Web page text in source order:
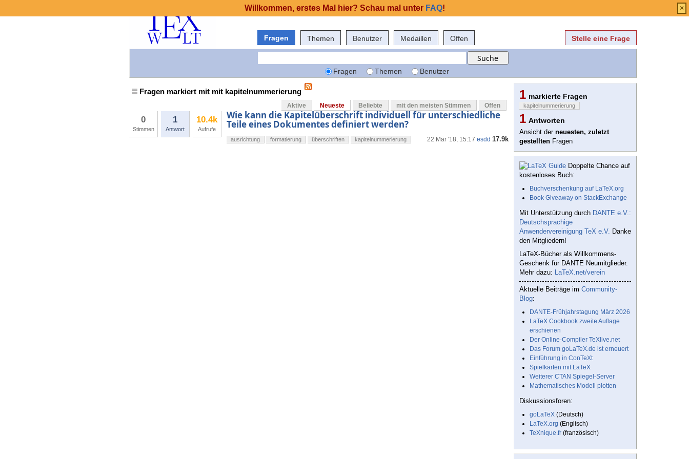
Fragen Themen Benutzer Medaillen Offen Stelle eine Frage
Fragen Themen Benutzer
Fragen markiert mit mit kapitelnummerierung
Aktive Neueste Beliebte mit den meisten Stimmen Offen
0
Stimmen
1
Antwort
10.4k
Aufrufe
Wie kann die Kapitelüberschrift individuell für unterschiedliche
Teile eines Dokumentes definiert werden?
22 Mär '18, 15:17 esdd 17.9k
ausrichtung formatierung überschriften kapitelnummerierung
1 markierte Fragen
kapitelnummerierung
1 Antworten
Ansicht der neuesten, zuletzt
gestellten Fragen
Doppelte Chance auf
kostenloses Buch:
Buchverschenkung auf LaTeX.org
Book Giveaway on StackExchange
Mit Unterstützung durch DANTE e.V.:
Deutschsprachige
Anwendervereinigung TeX e.V. Danke
den Mitgliedern!
LaTeX-Bücher als Willkommens-
Geschenk für DANTE Neumitglieder.
Mehr dazu: LaTeX.net/verein
Aktuelle Beiträge im Community-
Blog:
DANTE-Frühjahrstagung März 2026
LaTeX Cookbook zweite Auflage
erschienen
Der Online-Compiler TeXlive.net
Das Forum goLaTeX.de ist erneuert
Einführung in ConTeXt
Spielkarten mit LaTeX
Weiterer CTAN Spiegel-Server
Mathematisches Modell plotten
Diskussionsforen:
goLaTeX (Deutsch)
LaTeX.org (Englisch)
TeXnique.fr (französisch)
Willkommen, erstes Mal hier? Schau mal unter FAQ! ×